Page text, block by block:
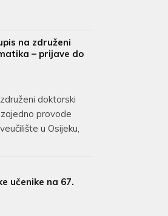
na združeni
– prijave do
doktorski
provode
u Osijeku,
učenike na 67.